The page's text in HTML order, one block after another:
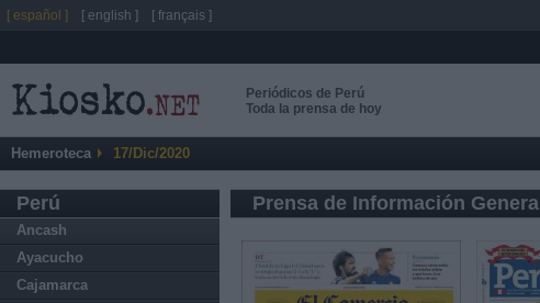
Periódicos de Perú
Toda la prensa de hoy
Hemeroteca 17/Dic/2020
Perú
Ancash
Ayacucho
Cajamarca
Prensa de Información General
[ español ] [ english ] [ français ]